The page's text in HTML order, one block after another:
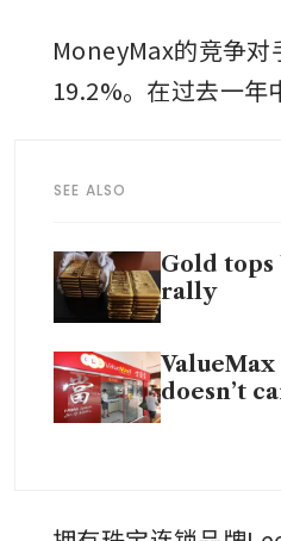
MoneyMax的竞争对
19.2%。在过去一年
SEE ALSO
Gold tops
rally
doesn’t